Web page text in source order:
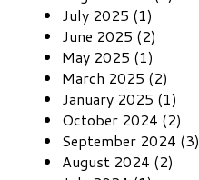
July 2025 (1)
June 2025 (2)
May 2025 (1)
March 2025 (2)
January 2025 (1)
October 2024 (2)
September 2024 (3)
August 2024 (2)